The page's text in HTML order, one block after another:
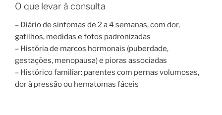
O que levar à consulta
– Diário de sintomas de 2 a 4 semanas, com dor,
gatilhos, medidas e fotos padronizadas
– História de marcos hormonais (puberdade,
gestações, menopausa) e pioras associadas
– Histórico familiar: parentes com pernas volumosas,
dor à pressão ou hematomas fáceis